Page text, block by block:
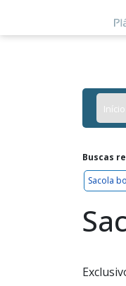
Início
Buscas
Sacola